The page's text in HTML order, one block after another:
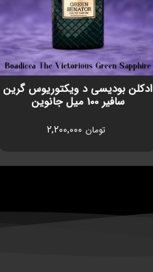
ادکلن بودیسی د ویکتوریوس گرین
سافیر 100 میل جانوین
تومان 2,200,000